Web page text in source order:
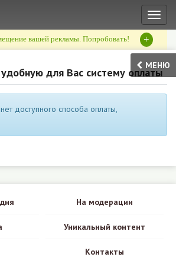
вашей рекламы. Попробовать! +
МЕНЮ
для Вас систему оплаты
доступного способа оплаты,
На модерации
Уникальный контент
Контакты